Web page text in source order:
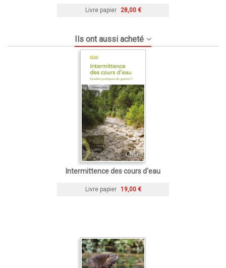
Livre papier 28,00 €
Ils ont aussi acheté
Intermittence des cours d'eau
Livre papier 19,00 €